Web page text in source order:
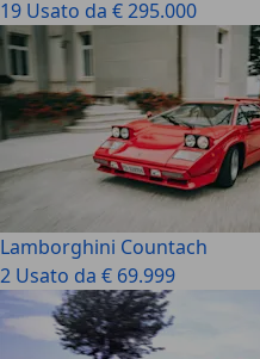
19 Usato da € 295.000
Lamborghini Countach
2 Usato da € 69.999